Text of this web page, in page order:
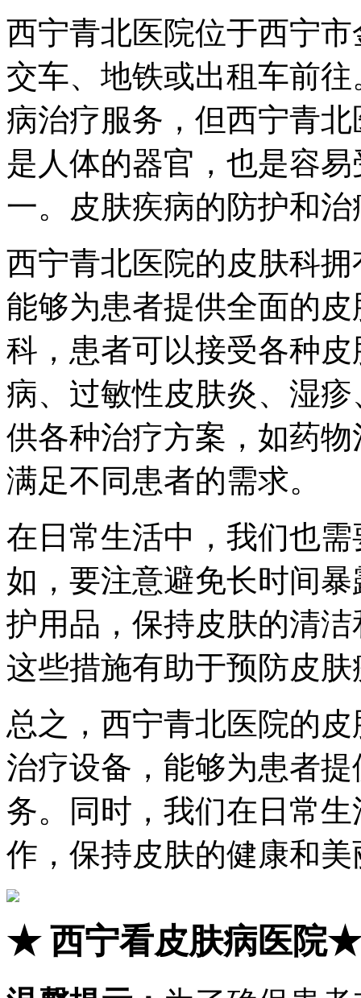
西宁青北医院位于西宁
交车、地铁或出租车前
病治疗服务，但西宁青
是人体的器官，也是容
一。皮肤疾病的防护和
西宁青北医院的皮肤科
能够为患者提供全面的
科，患者可以接受各种
病、过敏性皮肤炎、湿
供各种治疗方案，如药
满足不同患者的需求。
在日常生活中，我们也
如，要注意避免长时间
护用品，保持皮肤的清
这些措施有助于预防皮
总之，西宁青北医院的
治疗设备，能够为患者
务。同时，我们在日常
作，保持皮肤的健康和美
★西宁看皮肤病医院★